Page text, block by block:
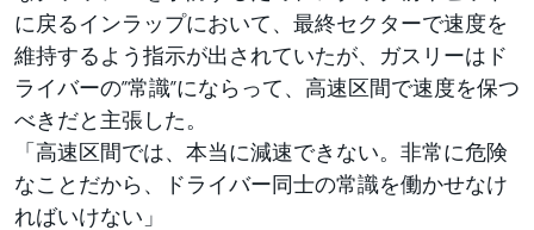
に戻るインラップにおいて、最終セクターで速度を
維持するよう指示が出されていたが、ガスリーはド
ライバーの”常識”にならって、高速区間で速度を保つ
べきだと主張した。
「高速区間では、本当に減速できない。非常に危険
なことだから、ドライバー同士の常識を働かせなけ
ればいけない」